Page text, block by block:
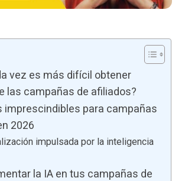
vez es más difícil obtener
las campañas de afiliados?
imprescindibles para campañas
2026
impulsada por la inteligencia
la IA en tus campañas de